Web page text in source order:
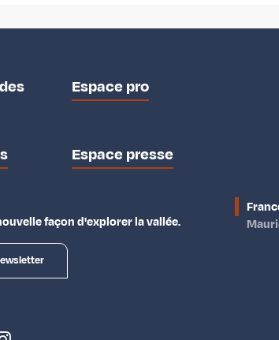
Espace pro
Espace presse
façon d'explorer la vallée.